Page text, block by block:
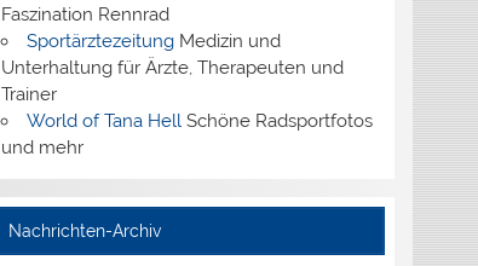
Faszination Rennrad
SportärztezeitungMedizin und
Unterhaltung für Ärzte, Therapeuten und
Trainer
World of Tana Hell Schöne Radsportfotos
und mehr
Nachrichten-Archiv